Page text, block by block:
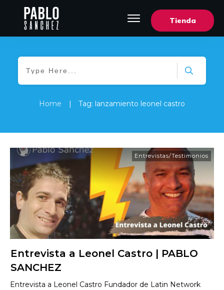
Tienda
Home Tag: lanzamiento leonel castro
Entrevistas/Testimonios
Entrevista a Leonel Castro | PABLO
SANCHEZ
Entrevista a Leonel Castro Fundador de Latin Network